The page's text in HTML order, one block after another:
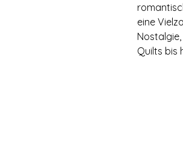
eine
Quilts bis